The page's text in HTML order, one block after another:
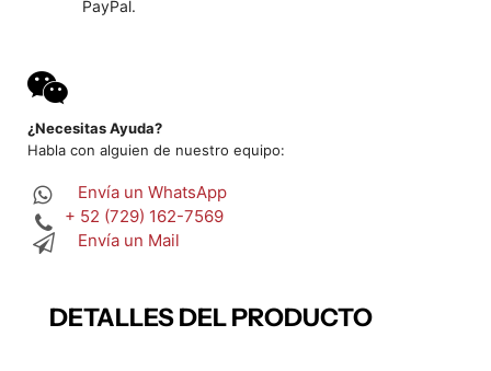
PayPal.
¿Necesitas Ayuda?
Habla con alguien de nuestro equipo:
Envía un WhatsApp
+ 52 (729) 162-7569
Envía un Mail
DETALLES DEL PRODUCTO